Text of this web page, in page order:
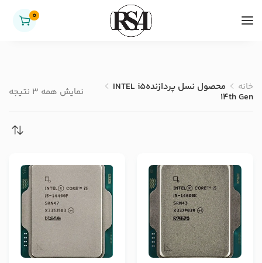
0
خانه محصول نسل پردازندهINTEL i5
14th Gen نمایش همه 3 نتیجه